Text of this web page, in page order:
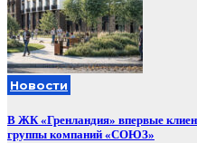
Новости
В ЖК «Гренландия» впервые
группы компаний «СОЮЗ»